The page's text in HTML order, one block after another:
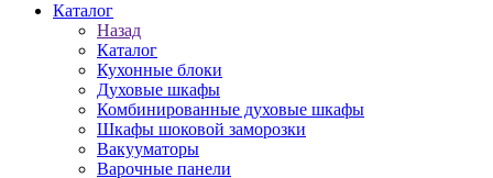
Каталог
Назад
Каталог
Кухонные блоки
Духовые шкафы
Комбинированные духовые шкафы
Шкафы шоковой заморозки
Вакууматоры
Варочные панели